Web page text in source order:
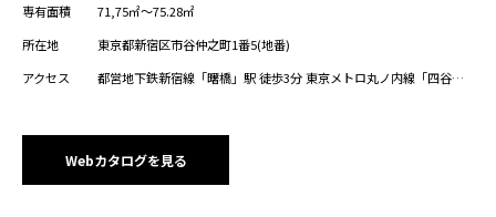
専有面積
71,75㎡～75.28㎡
所在地
東京都新宿区市谷仲之町1番5(地番)
アクセス
都営地下鉄新宿線「曙橋」駅 徒歩3分 東京メトロ丸ノ内線「四谷三
北線「市ヶ谷」駅 徒歩15分 JR中央・総武線、東京メトロ南北線「四
ツ谷」駅 徒歩16分
Webカタログを見る